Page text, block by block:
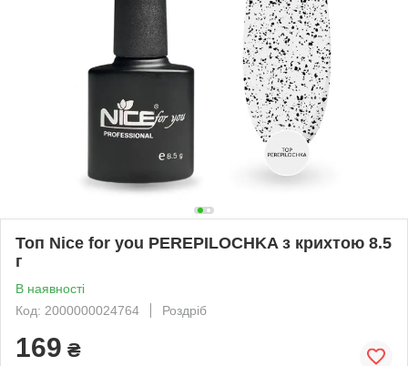
Топ Nice for you PEREPILOCHKA з крихтою 8.5
г
В наявності
Код: 2000000024764
Роздріб
169 ₴